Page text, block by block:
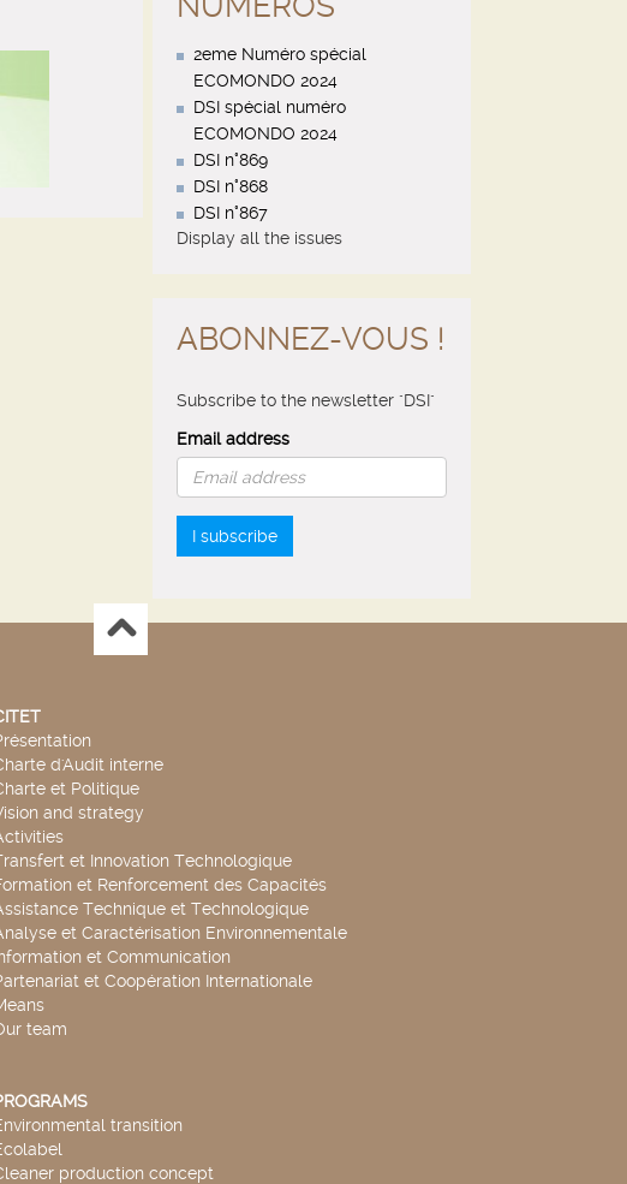
2eme Numéro spécial
ECOMONDO 2024
DSI spécial numéro
ECOMONDO 2024
DSI n°869
DSI n°868
DSI n°867
Display all the issues
ABONNEZ-VOUS !
Subscribe to the newsletter "DSI"
Email address
I subscribe
d'Audit interne
et Politique
and strategy
et Innovation Technologique
et Renforcement des Capacités
Technique et Technologique
et Caractérisation Environnementale
et Communication
et Coopération Internationale
team
transition
production concept